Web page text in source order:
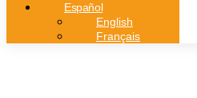
Español
English
Français